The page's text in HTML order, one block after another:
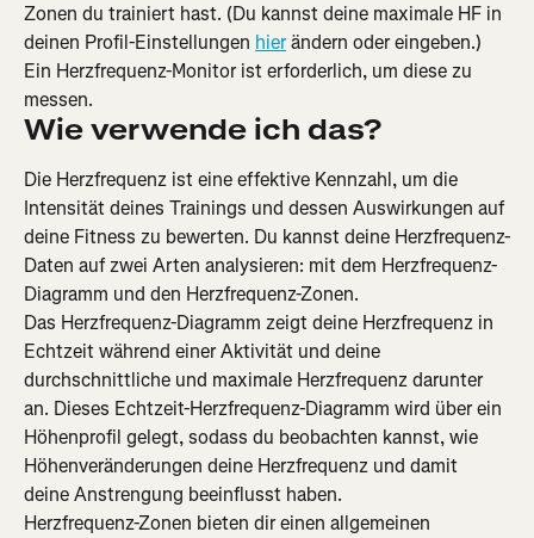
Zonen du trainiert hast. (Du kannst deine maximale HF in
deinen Profil-Einstellungen hier ändern oder eingeben.)
Ein Herzfrequenz-Monitor ist erforderlich, um diese zu
messen.
Wie verwende ich das?
Die Herzfrequenz ist eine effektive Kennzahl, um die
Intensität deines Trainings und dessen Auswirkungen auf
deine Fitness zu bewerten. Du kannst deine Herzfrequenz-
Daten auf zwei Arten analysieren: mit dem Herzfrequenz-
Diagramm und den Herzfrequenz-Zonen.
Das Herzfrequenz-Diagramm zeigt deine Herzfrequenz in
Echtzeit während einer Aktivität und deine
durchschnittliche und maximale Herzfrequenz darunter
an. Dieses Echtzeit-Herzfrequenz-Diagramm wird über ein
Höhenprofil gelegt, sodass du beobachten kannst, wie
Höhenveränderungen deine Herzfrequenz und damit
deine Anstrengung beeinflusst haben.
Herzfrequenz-Zonen bieten dir einen allgemeinen